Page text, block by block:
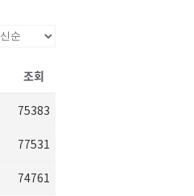
조회
75383
77531
74761